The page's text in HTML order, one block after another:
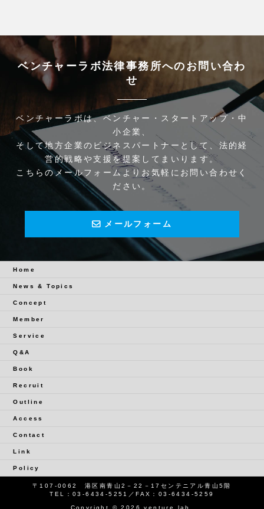
ベンチャーラボ法律事務所へのお問い合わ
せ
ベンチャーラボは、ベンチャー・スタートアップ・中
小企業、
そして地方企業のビジネスパートナーとして、法的経
営的戦略や支援を提案してまいります。
こちらのメールフォームよりお気軽にお問い合わせく
ださい。
メールフォーム
Home
News & Topics
Concept
Member
Service
Q&A
Book
Recruit
Outline
Access
Contact
Link
Policy
〒107-0062 港区南青山2－22－17センテニアル青山5階
TEL： 03-6434-5251 ／FAX：03-6434-5259
Copyright © 2026 venture lab.